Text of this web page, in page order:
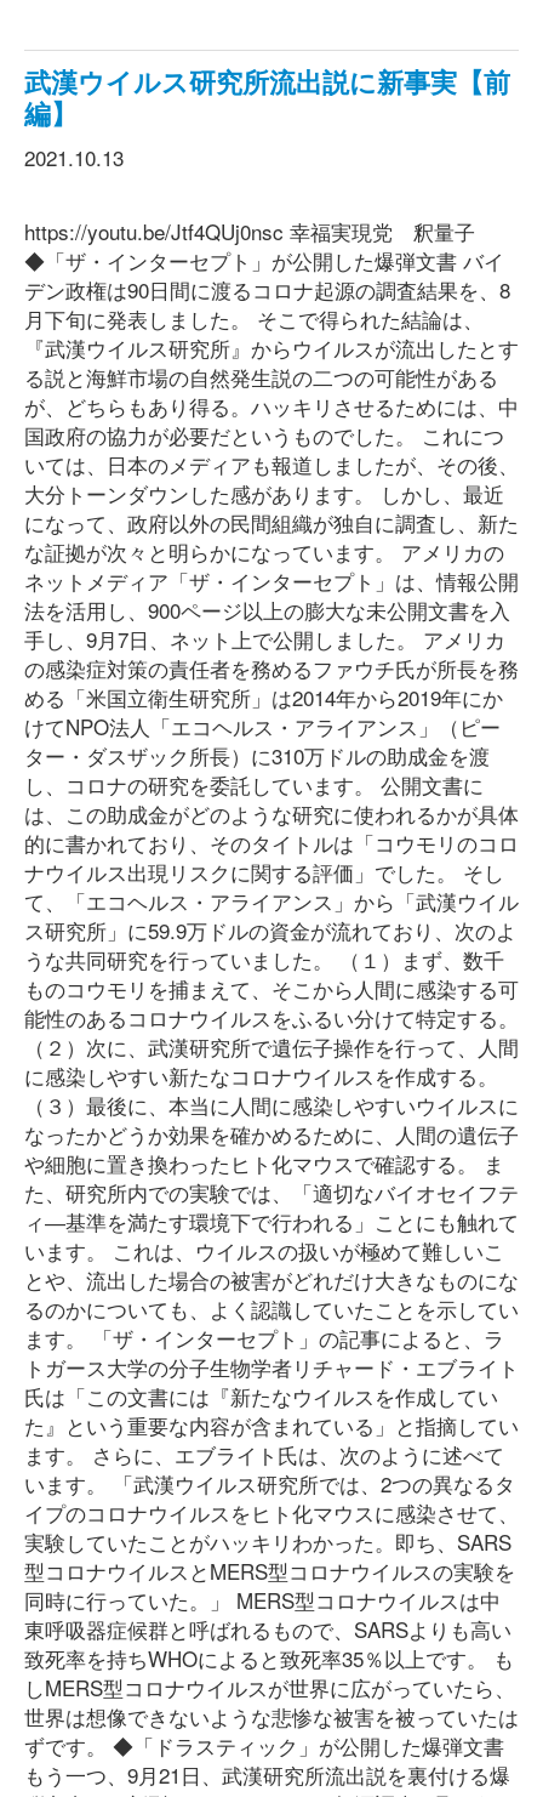
武漢ウイルス研究所流出説に新事実【前
編】
2021.10.13
https://youtu.be/Jtf4QUj0nsc 幸福実現党 釈量子
◆「ザ・インターセプト」が公開した爆弾文書 バイ
デン政権は90日間に渡るコロナ起源の調査結果を、8
月下旬に発表しました。 そこで得られた結論は、
『武漢ウイルス研究所』からウイルスが流出したとす
る説と海鮮市場の自然発生説の二つの可能性がある
が、どちらもあり得る。ハッキリさせるためには、中
国政府の協力が必要だというものでした。 これにつ
いては、日本のメディアも報道しましたが、その後、
大分トーンダウンした感があります。 しかし、最近
になって、政府以外の民間組織が独自に調査し、新た
な証拠が次々と明らかになっています。 アメリカの
ネットメディア「ザ・インターセプト」は、情報公開
法を活用し、900ページ以上の膨大な未公開文書を入
手し、9月7日、ネット上で公開しました。 アメリカ
の感染症対策の責任者を務めるファウチ氏が所長を務
める「米国立衛生研究所」は2014年から2019年にか
けてNPO法人「エコヘルス・アライアンス」（ピー
ター・ダスザック所長）に310万ドルの助成金を渡
し、コロナの研究を委託しています。 公開文書に
は、この助成金がどのような研究に使われるかが具体
的に書かれており、そのタイトルは「コウモリのコロ
ナウイルス出現リスクに関する評価」でした。 そし
て、「エコヘルス・アライアンス」から「武漢ウイル
ス研究所」に59.9万ドルの資金が流れており、次のよ
うな共同研究を行っていました。 （１）まず、数千
ものコウモリを捕まえて、そこから人間に感染する可
能性のあるコロナウイルスをふるい分けて特定する。
（２）次に、武漢研究所で遺伝子操作を行って、人間
に感染しやすい新たなコロナウイルスを作成する。
（３）最後に、本当に人間に感染しやすいウイルスに
なったかどうか効果を確かめるために、人間の遺伝子
や細胞に置き換わったヒト化マウスで確認する。 ま
た、研究所内での実験では、「適切なバイオセイフテ
ィ―基準を満たす環境下で行われる」ことにも触れて
います。 これは、ウイルスの扱いが極めて難しいこ
とや、流出した場合の被害がどれだけ大きなものにな
るのかについても、よく認識していたことを示してい
ます。 「ザ・インターセプト」の記事によると、ラ
トガース大学の分子生物学者リチャード・エブライト
氏は「この文書には『新たなウイルスを作成してい
た』という重要な内容が含まれている」と指摘してい
ます。 さらに、エブライト氏は、次のように述べて
います。 「武漢ウイルス研究所では、2つの異なるタ
イプのコロナウイルスをヒト化マウスに感染させて、
実験していたことがハッキリわかった。即ち、SARS
型コロナウイルスとMERS型コロナウイルスの実験を
同時に行っていた。」 MERS型コロナウイルスは中
東呼吸器症候群と呼ばれるもので、SARSよりも高い
致死率を持ちWHOによると致死率35％以上です。 も
しMERS型コロナウイルスが世界に広がっていたら、
世界は想像できないような悲惨な被害を被っていたは
ずです。 ◆「ドラスティック」が公開した爆弾文書
もう一つ、9月21日、武漢研究所流出説を裏付ける爆